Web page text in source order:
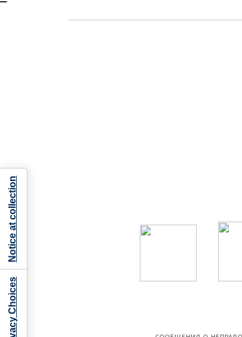
Notice at collection